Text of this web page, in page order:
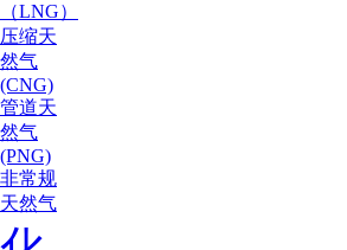
（LNG）
压缩天
然气
(CNG)
管道天
然气
(PNG)
非常规
天然气